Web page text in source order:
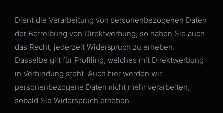
Dient die Verarbeitung von personenbezogenen Daten
der Betreibung von Direktwerbung, so haben Sie auch
das Recht, jederzeit Widerspruch zu erheben.
Dasselbe gilt für Profiling, welches mit Direktwerbung
in Verbindung steht. Auch hier werden wir
personenbezogene Daten nicht mehr verarbeiten,
sobald Sie Widerspruch erheben.